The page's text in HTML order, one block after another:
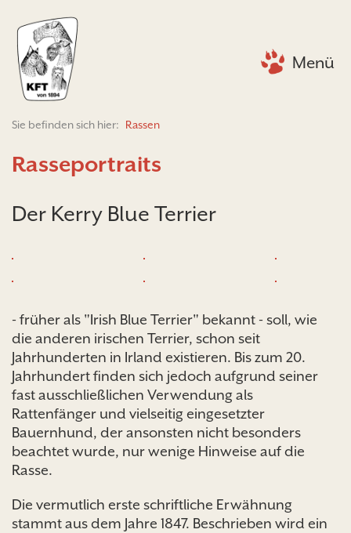
Menü
Sie befinden sich hier: Rassen
Rasseportraits
Der Kerry Blue Terrier
- früher als "Irish Blue Terrier" bekannt - soll, wie
die anderen irischen Terrier, schon seit
Jahrhunderten in Irland existieren. Bis zum 20.
Jahrhundert finden sich jedoch aufgrund seiner
fast ausschließlichen Verwendung als
Rattenfänger und vielseitig eingesetzter
Bauernhund, der ansonsten nicht besonders
beachtet wurde, nur wenige Hinweise auf die
Rasse.
Die vermutlich erste schriftliche Erwähnung
stammt aus dem Jahre 1847. Beschrieben wird ein